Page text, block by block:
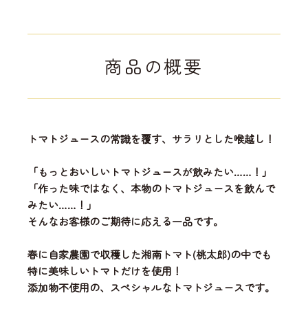
商品の概要
トマトジュースの常識を覆す、サラリとした喉越し！
「もっとおいしいトマトジュースが飲みたい……！」
「作った味ではなく、本物のトマトジュースを飲んで
みたい……！」
そんなお客様のご期待に応える一品です。
春に自家農園で収穫した湘南トマト(桃太郎)の中でも
特に美味しいトマトだけを使用！
添加物不使用の、スペシャルなトマトジュースです。